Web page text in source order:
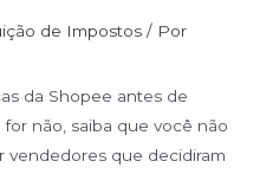
de Impostos / Por
da Shopee antes de
não, saiba que você não
vendedores que decidiram